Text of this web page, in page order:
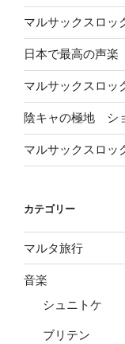
マルサックスロッ
日本で最高の声
マルサックスロッ
陰キャの極地 シ
マルサックスロ
カテゴリー
マルタ旅行
音楽
シュニトケ
ブリテン